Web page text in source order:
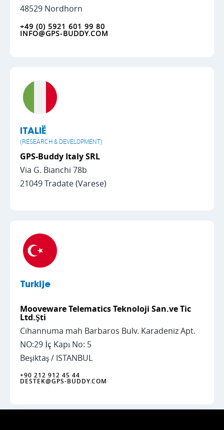
48529 Nordhorn
+49 (0) 5921 601 99 80
INFO@GPS-BUDDY.COM
ITALIË
(RESEARCH & DEVELOPMENT)
GPS-Buddy Italy SRL
Via G. Bianchi 78b
21049 Tradate (Varese)
Turkije
Mooveware Telematics Teknoloji San.ve Tic
Ltd.Şti
Cihannuma mah Barbaros Bulv. Karadeniz Apt.
NO:29 İç Kapı No: 5
Beşiktaş / ISTANBUL
+90 212 912 45 44
DESTEK@GPS-BUDDY.COM